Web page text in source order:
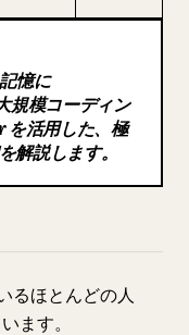
憶に
規模コーディン
を活用した、極
解説します。
るほとんどの人
ます。